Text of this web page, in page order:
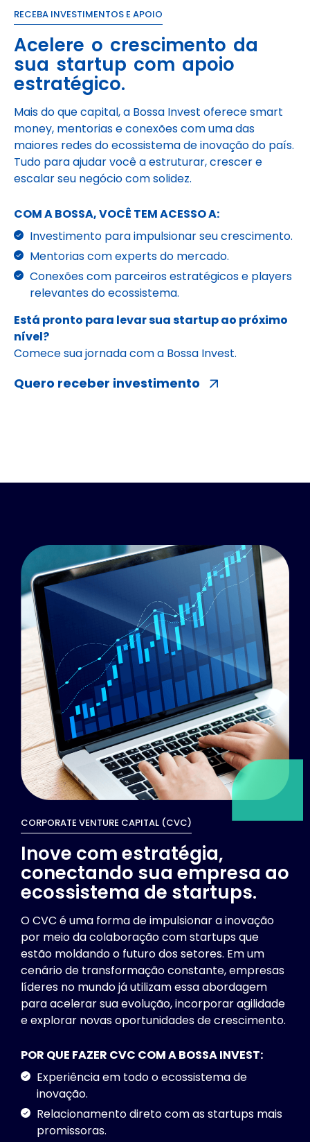
RECEBA INVESTIMENTOS E APOIO
Acelere o crescimento da
sua startup com apoio
estratégico.
Mais do que capital, a Bossa Invest oferece smart
money, mentorias e conexões com uma das
maiores redes do ecossistema de inovação do país.
Tudo para ajudar você a estruturar, crescer e
escalar seu negócio com solidez.
COM A BOSSA, VOCÊ TEM ACESSO A:
Investimento para impulsionar seu crescimento.
Mentorias com experts do mercado.
Conexões com parceiros estratégicos e players
relevantes do ecossistema.
Está pronto para levar sua startup ao próximo
nível?
Comece sua jornada com a Bossa Invest.
Quero receber investimento
CORPORATE VENTURE CAPITAL (CVC)
Inove com estratégia,
conectando sua empresa ao
ecossistema de startups.
O CVC é uma forma de impulsionar a inovação
por meio da colaboração com startups que
estão moldando o futuro dos setores. Em um
cenário de transformação constante, empresas
líderes no mundo já utilizam essa abordagem
para acelerar sua evolução, incorporar agilidade
e explorar novas oportunidades de crescimento.
POR QUE FAZER CVC COM A BOSSA INVEST:
Experiência em todo o ecossistema de
inovação.
Relacionamento direto com as startups mais
promissoras.